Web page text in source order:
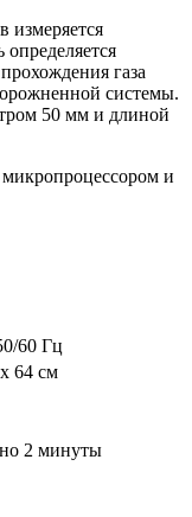
измеряется
газа
системы.
50 мм и длиной
микропроцессором и
60 Гц
64 см
2 минуты